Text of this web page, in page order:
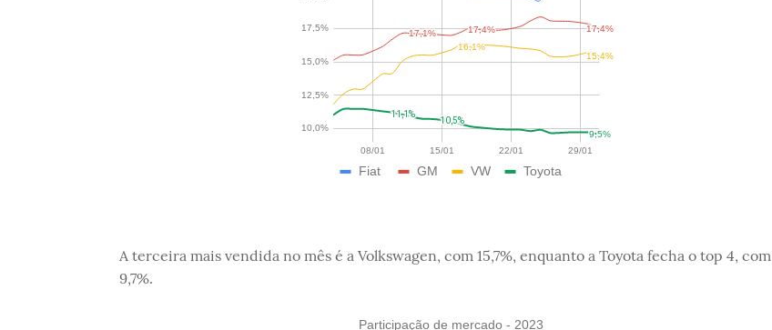
A terceira mais vendida no mês é a Volkswagen, com 15,7%, enquanto a Toyota fecha o top 4, com
9,7%.